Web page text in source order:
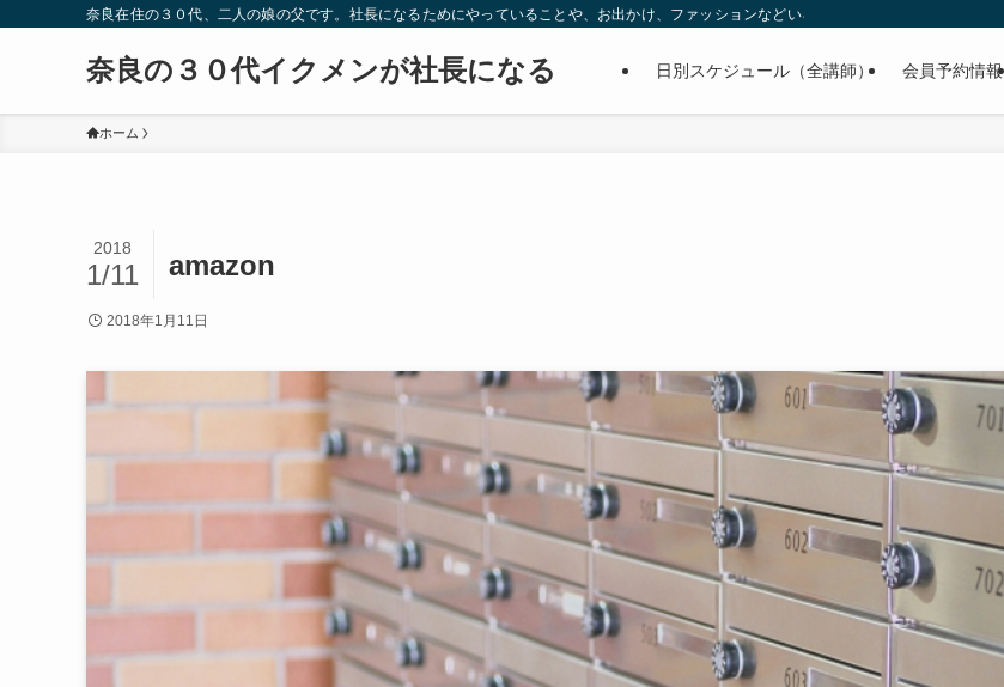
奈良在住の３０代、二人の娘の父です。社長になるためにやっていることや、お出かけ、ファッションなどいろんなこと書いています。
奈良の３０代イクメンが社長になる 日別スケジュール（全講師） 会員予約情報
ホーム
amazon
2018
1/11
2018年1月11日